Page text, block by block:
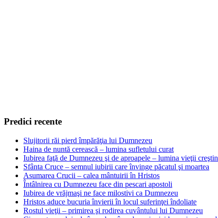
Predici recente
Slujitorii răi pierd împărăţia lui Dumnezeu
Haina de nuntă cerească – lumina sufletului curat
Iubirea faţă de Dumnezeu şi de aproapele – lumina vieţii
Sfânta Cruce – semnul iubirii care învinge păcatul şi moartea
Asumarea Crucii – calea mântuirii în Hristos
Întâlnirea cu Dumnezeu face din pescari apostoli
Iubirea de vrăjmaşi ne face milostivi ca Dumnezeu
Hristos aduce bucuria învierii în locul suferinţei îndoliate
Rostul vieţii – primirea şi rodirea cuvântului lui Dumnezeu